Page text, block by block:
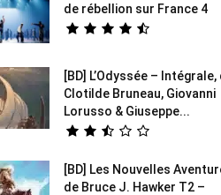
de rébellion sur France 4
[BD] L’Odyssée – Intégrale,
Clotilde Bruneau, Giovanni
Lorusso & Giuseppe...
[BD] Les Nouvelles
de Bruce J. Hawker T2 –